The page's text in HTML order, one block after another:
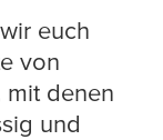
euch
von
mit denen
und